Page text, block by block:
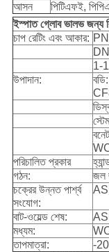
আসন
পিটিএফই,
ইস্পাত গ্লোব ভালভ জন্য
চাপ রেটিং এবং আকার:
1-
উপাদান:
পরিচালিত প্রকার
গঠন:
জল
চক্রের উন্নত পার্শ্ব
সংযোগ:
বাট-ওয়েল্ড শেষ:
মধ্যম:
তাপমাত্রা:
-20